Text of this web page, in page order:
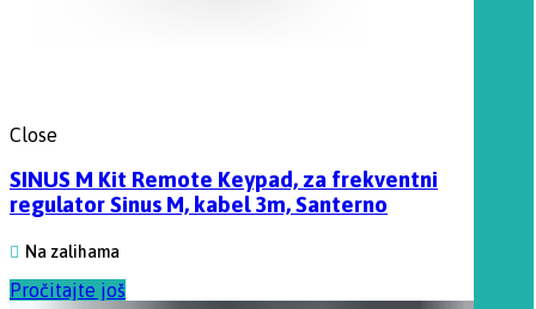
Close
SINUS M Kit Remote Keypad, za frekventni
regulator Sinus M, kabel 3m, Santerno
Na zalihama
Pročitajte još